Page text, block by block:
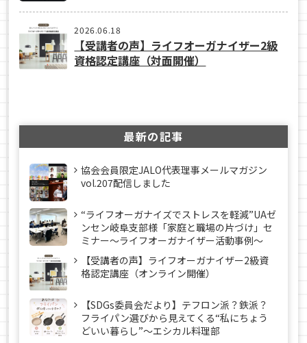
2026.06.18
【受講者の声】ライフオーガナイザー2級
資格認定講座（対面開催）
最新の記事
協会会員限定JALO代表理事メールマガジン
vol.207配信しました
“ライフオーガナイズでストレスを軽減”UAゼ
ンセン岐阜支部様「家庭と職場の片づけ」セ
ミナー～ライフオーガナイザー活動事例〜
【受講者の声】ライフオーガナイザー2級資
格認定講座（オンライン開催）
【SDGs委員会だより】テフロン派？鉄派？
フライパン選びから見えてくる“私にちょう
どいい暮らし”～エシカル料理部